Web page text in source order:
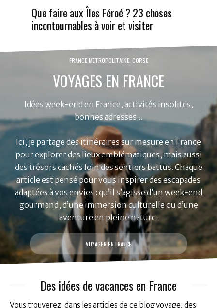
Que faire aux Îles Féroé ? 23 choses
incontournables à voir et visiter
FRANCE METROPOLITAINE, CORSE
VOYAGES EN FRANCE
Idées week-end en France, activités insolites,
bonnes adresses...
Ici, je partage des itinéraires sur mesure en France
pour explorer des lieux emblématiques, mais aussi
des trésors cachés loin des sentiers battus. Chaque
article est pensé pour vous inspirer des escapades
adaptées à vos envies : qu’il s’agisse d’un week-end
gourmand, d’une immersion culturelle ou d’une
aventure en pleine nature.
VOYAGER EN FRANCE
Des idées de vacances en France
Vous trouverez, dans les articles de ce blog voyage, des